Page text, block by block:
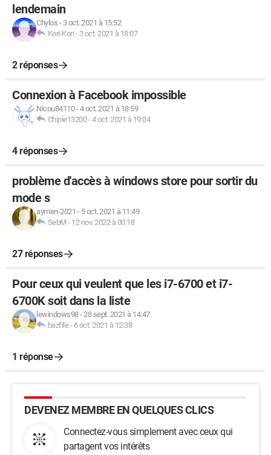
lendemain
Chylos - 3 oct. 2021 à 15:52
Kori-Kori - 3 oct. 2021 à 18:07
2 réponses
Connexion à Facebook impossible
Nicou84110-4 oct. 2021 à 18:59
Chipie13200-4 oct. 2021 à 19:04
4 réponses
problème d'accès à windows store pour sortir du
mode s
aymen-2021 - 5 oct. 2021 à 11:49
SebM- 12 nov. 2022 à 00:18
27 réponses
Pour ceux qui veulent que les i7-6700 et i7-
6700K soit dans la liste
lewindows98-28 sept. 2021 à 14:47
bazfile- 6 oct. 2021 à 12:38
1 réponse
DEVENEZ MEMBRE EN QUELQUES CLICS
Connectez-vous simplement avec ceux qui
partagent vos intérêts